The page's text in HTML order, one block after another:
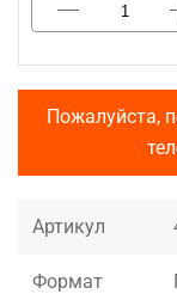
Пожалуйста,
Артикул
Формат